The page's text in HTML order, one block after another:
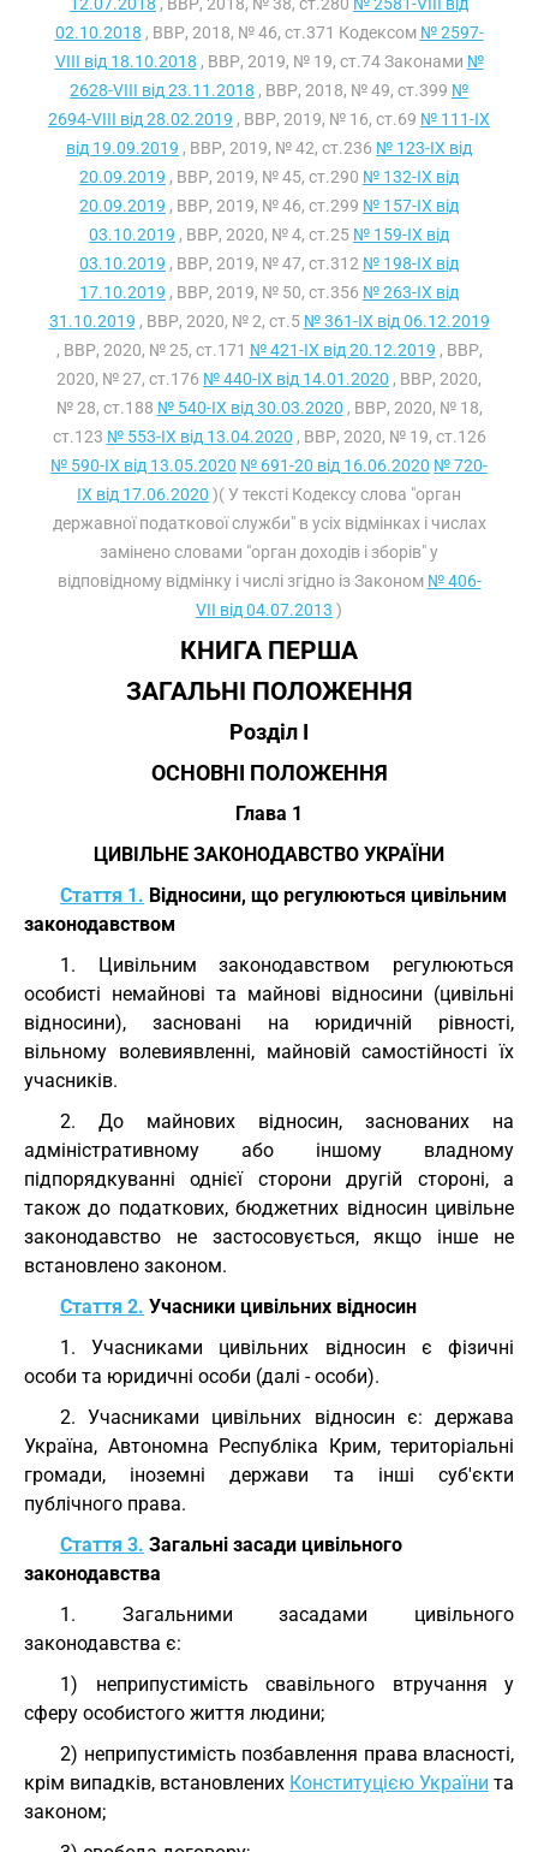
02.10.2018 , ВВР, 2018, № 46, ст.371 Кодексом № 2597-
VIII від 18.10.2018 , ВВР, 2019, № 19, ст.74 Законами №
2628-VIII від 23.11.2018 , ВВР, 2018, № 49, ст.399 №
2694-VIII від 28.02.2019 , ВВР, 2019, № 16, ст.69 № 111-IX
від 19.09.2019 , ВВР, 2019, № 42, ст.236 № 123-IX від
20.09.2019 , ВВР, 2019, № 45, ст.290 № 132-IX від
20.09.2019 , ВВР, 2019, № 46, ст.299 № 157-IX від
03.10.2019 , ВВР, 2020, № 4, ст.25 № 159-IX від
03.10.2019 , ВВР, 2019, № 47, ст.312 № 198-IX від
17.10.2019 , ВВР, 2019, № 50, ст.356 № 263-IX від
31.10.2019 , ВВР, 2020, № 2, ст.5 № 361-IX від 06.12.2019
, ВВР, 2020, № 25, ст.171 № 421-IX від 20.12.2019 , ВВР,
2020, № 27, ст.176 № 440-IX від 14.01.2020 , ВВР, 2020,
№ 28, ст.188 № 540-IX від 30.03.2020 , ВВР, 2020, № 18,
ст.123 № 553-IX від 13.04.2020 , ВВР, 2020, № 19, ст.126
№ 590-IX від 13.05.2020 № 691-20 від 16.06.2020 № 720-
IX від 17.06.2020 )( У тексті Кодексу слова "орган
державної податкової служби" в усіх відмінках і числах
замінено словами "орган доходів і зборів" у
відповідному відмінку і числі згідно із Законом № 406-
VII від 04.07.2013 )
КНИГА ПЕРША
ЗАГАЛЬНІ ПОЛОЖЕННЯ
Розділ I
ОСНОВНІ ПОЛОЖЕННЯ
Глава 1
ЦИВІЛЬНЕ ЗАКОНОДАВСТВО УКРАЇНИ
Стаття 1. Відносини, що регулюються цивільним
законодавством
1. Цивільним законодавством регулюються
особисті немайнові та майнові відносини (цивільні
відносини), засновані на юридичній рівності,
вільному волевиявленні, майновій самостійності їх
учасників.
2. До майнових відносин, заснованих на
адміністративному або іншому владному
підпорядкуванні однієї сторони другій стороні, а
також до податкових, бюджетних відносин цивільне
законодавство не застосовується, якщо інше не
встановлено законом.
Стаття 2. Учасники цивільних відносин
1. Учасниками цивільних відносин є фізичні
особи та юридичні особи (далі - особи).
2. Учасниками цивільних відносин є: держава
Україна, Автономна Республіка Крим, територіальні
громади, іноземні держави та інші суб'єкти
публічного права.
Стаття 3. Загальні засади цивільного
законодавства
1. Загальними засадами цивільного
законодавства є:
1) неприпустимість свавільного втручання у
сферу особистого життя людини;
2) неприпустимість позбавлення права власності,
крім випадків, встановлених Конституцією України та
законом;